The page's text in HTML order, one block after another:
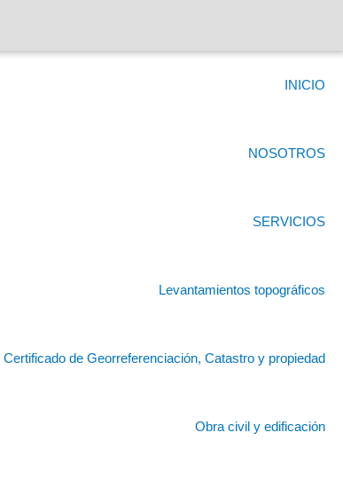
INICIO
NOSOTROS
SERVICIOS
Levantamientos topográficos
Certificado de Georreferenciación, Catastro y propiedad
Obra civil y edificación